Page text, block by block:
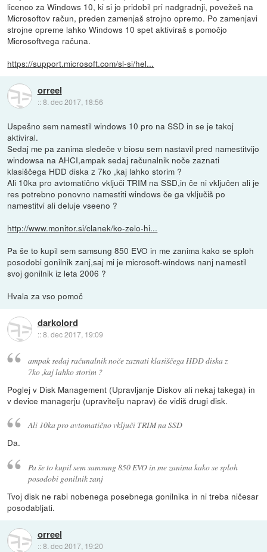
licenco za Windows 10, ki si jo pridobil pri nadgradnji, povežeš na
Microsoftov račun, preden zamenjaš strojno opremo. Po zamenjavi
strojne opreme lahko Windows 10 spet aktiviraš s pomočjo
Microsoftvega računa.
https://support.microsoft.com/sl-si/hel...
orreel
::8. dec 2017, 18:56
Uspešno sem namestil windows 10 pro na SSD in se je takoj
aktiviral.
Sedaj me pa zanima sledeče v biosu sem nastavil pred namestitvijo
windowsa na AHCI,ampak sedaj računalnik noče zaznati
klasiščega HDD diska z 7ko ,kaj lahko storim ?
Ali 10ka pro avtomatično vključi TRIM na SSD,in če ni vključen ali je
res potrebno ponovno namestiti windows če ga vključiš po
namestitvi ali deluje vseeno ?
http://www.monitor.si/clanek/ko-zelo-hi...
Pa še to kupil sem samsung 850 EVO in me zanima kako se sploh
posodobi gonilnik zanj,saj mi je microsoft-windows nanj namestil
svoj gonilnik iz leta 2006 ?
Hvala za vso pomoč
darkolord
::8. dec 2017, 19:09
ampak sedaj računalnik noče zaznati klasiščega HDD diska z
7ko ,kaj lahko storim ?
Poglej v Disk Management (Upravljanje Diskov ali nekaj takega) in
v device managerju (upravitelju naprav) če vidiš drugi disk.
Ali 10ka pro avtomatično vključi TRIM na SSD
Da.
Pa še to kupil sem samsung 850 EVO in me zanima kako se sploh
posodobi gonilnik zanj
Tvoj disk ne rabi nobenega posebnega gonilnika in ni treba ničesar
posodabljati.
orreel
::8. dec 2017, 19:20